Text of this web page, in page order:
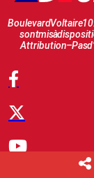
Boulevard Voltaire
sont mis à
Attribution – Pas